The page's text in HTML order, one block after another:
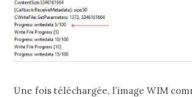
Une fois téléchargée, l’image WIM